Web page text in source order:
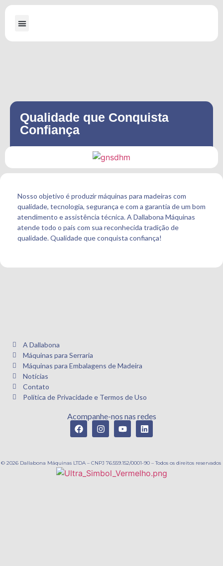
Qualidade que Conquista
Confiança
Nosso objetivo é produzir máquinas para madeiras com
qualidade, tecnologia, segurança e com a garantia de um bom
atendimento e assistência técnica. A Dallabona Máquinas
atende todo o país com sua reconhecida tradição de
qualidade. Qualidade que conquista confiança!
A Dallabona
Máquinas para Serraria
Máquinas para Embalagens de Madeira
Notícias
Contato
Política de Privacidade e Termos de Uso
Acompanhe-nos nas redes
© 2026 Dallabona Máquinas LTDA – CNPJ 76.559.152/0001-90 – Todos os direitos reservados